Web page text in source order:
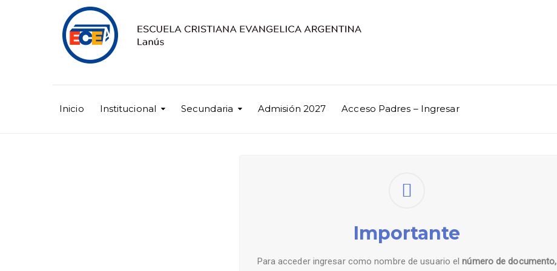
Inicio Institucional Secundaria Admisión 2027 Acceso Padres – Ingresar
Importante
Para acceder ingresar como nombre de usuario elnúmero de documento,